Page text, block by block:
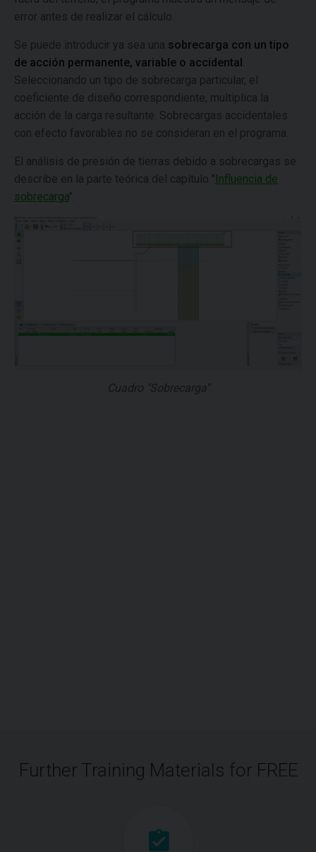
error antes de realizar el cálculo.
Se puede introducir ya sea una sobrecarga con un tipo
de acción permanente, variable o accidental
Seleccionando un tipo de sobrecarga particular, el
coeficiente de diseño correspondiente, multiplica la
acción de la carga resultante. Sobrecargas accidentales
con efecto favorables no se consideran en el programa.
El análisis de presión de tierras debido a sobrecargas se
describe en la parte teórica del capítulo "Influencia de
sobrecarga".
Cuadro "Sobrecarga"
Further Training Materials for FREE